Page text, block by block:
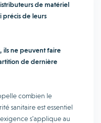
de matériel
précis de leurs
ils ne peuvent faire
de dernière
combien le
sanitaire est essentiel
s’applique au